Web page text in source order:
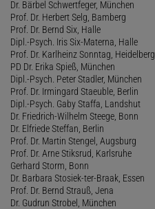
Dr. Bärbel Schwertfeger, München
Prof. Dr. Herbert Selg, Bamberg
Prof. Dr. Bernd Six, Halle
Dipl.-Psych. Iris Six-Materna, Halle
Prof. Dr. Karlheinz Sonntag, Heidelberg
PD Dr. Erika Spieß, München
Dipl.-Psych. Peter Stadler, München
Prof. Dr. Irmingard Staeuble, Berlin
Dipl.-Psych. Gaby Staffa, Landshut
Dr. Friedrich-Wilhelm Steege, Bonn
Dr. Elfriede Steffan, Berlin
Prof. Dr. Martin Stengel, Augsburg
Prof. Dr. Arne Stiksrud, Karlsruhe
Gerhard Storm, Bonn
Dr. Barbara Stosiek-ter-Braak, Essen
Prof. Dr. Bernd Strauß, Jena
Dr. Gudrun Strobel, München